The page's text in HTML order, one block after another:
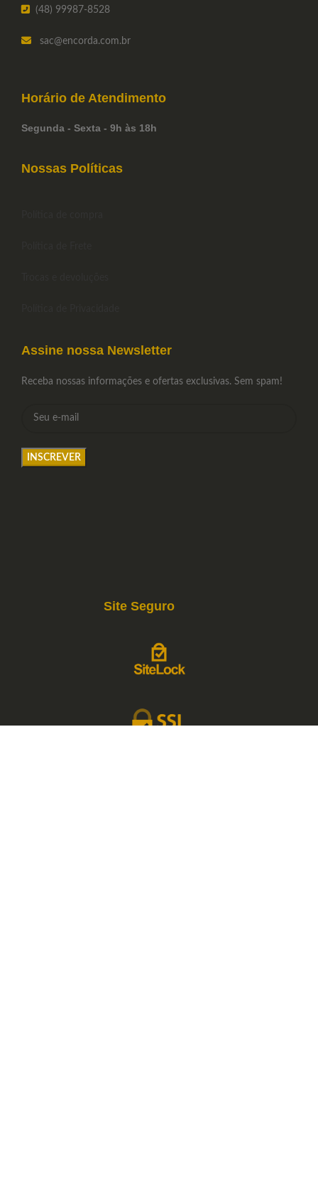
(48) 99987-8528
sac@encorda.com.br
Horário de Atendimento
Segunda - Sexta - 9h às 18h
Nossas Políticas
Assine nossa Newsletter
Receba nossas informações e ofertas exclusivas. Sem spam!
Site Seguro